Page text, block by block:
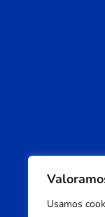
Usamos